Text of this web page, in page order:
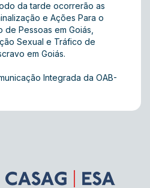
da tarde ocorrerão as
e Ações Para o
Pessoas em Goiás,
Sexual e Tráfico de
em Goiás.
Integrada da OAB-